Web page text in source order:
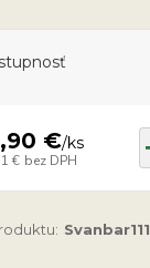
€/ks
€ bez DPH
Svanbar111